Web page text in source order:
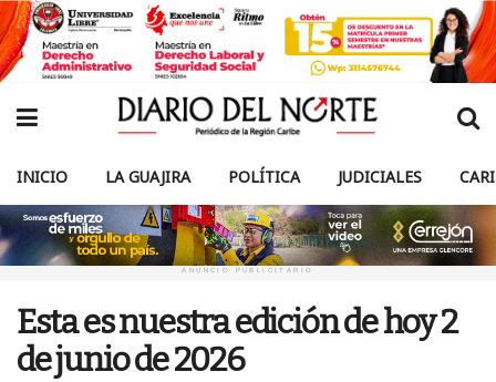
INICIO LA GUAJIRA POLÍTICA JUDICIALES
ANUNCIO PUBLICITARIO
Esta es nuestra edición de hoy 2
de junio de 2026